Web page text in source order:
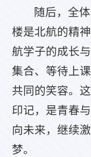
随后，全
楼是北航的精
航学子的成长
集合、等待上
共同的笑容。
印记，是青春
向未来，继续
梦。